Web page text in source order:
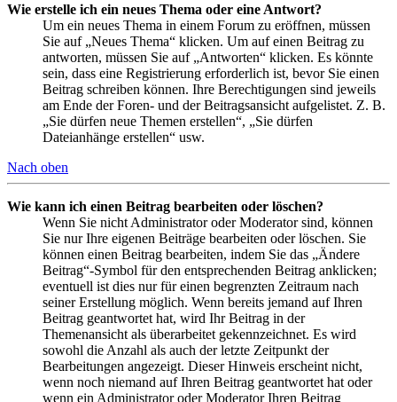
Wie erstelle ich ein neues Thema oder eine Antwort?
Um ein neues Thema in einem Forum zu eröffnen, müssen
Sie auf „Neues Thema“ klicken. Um auf einen Beitrag zu
antworten, müssen Sie auf „Antworten“ klicken. Es könnte
sein, dass eine Registrierung erforderlich ist, bevor Sie einen
Beitrag schreiben können. Ihre Berechtigungen sind jeweils
am Ende der Foren- und der Beitragsansicht aufgelistet. Z. B.
„Sie dürfen neue Themen erstellen“, „Sie dürfen
Dateianhänge erstellen“ usw.
Nach oben
Wie kann ich einen Beitrag bearbeiten oder löschen?
Wenn Sie nicht Administrator oder Moderator sind, können
Sie nur Ihre eigenen Beiträge bearbeiten oder löschen. Sie
können einen Beitrag bearbeiten, indem Sie das „Ändere
Beitrag“-Symbol für den entsprechenden Beitrag anklicken;
eventuell ist dies nur für einen begrenzten Zeitraum nach
seiner Erstellung möglich. Wenn bereits jemand auf Ihren
Beitrag geantwortet hat, wird Ihr Beitrag in der
Themenansicht als überarbeitet gekennzeichnet. Es wird
sowohl die Anzahl als auch der letzte Zeitpunkt der
Bearbeitungen angezeigt. Dieser Hinweis erscheint nicht,
wenn noch niemand auf Ihren Beitrag geantwortet hat oder
wenn ein Administrator oder Moderator Ihren Beitrag